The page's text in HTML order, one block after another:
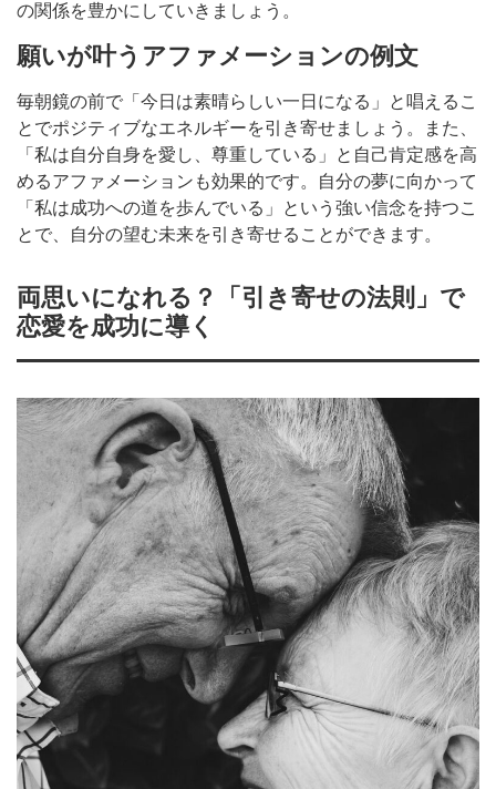
の関係を豊かにしていきましょう。
願いが叶うアファメーションの例文
毎朝鏡の前で「今日は素晴らしい一日になる」と唱えるこ
とでポジティブなエネルギーを引き寄せましょう。また、
「私は自分自身を愛し、尊重している」と自己肯定感を高
めるアファメーションも効果的です。自分の夢に向かって
「私は成功への道を歩んでいる」という強い信念を持つこ
とで、自分の望む未来を引き寄せることができます。
両思いになれる？「引き寄せの法則」で
恋愛を成功に導く